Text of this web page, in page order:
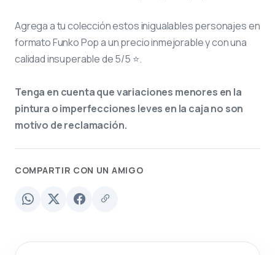
Agrega a tu colección estos inigualables personajes en
formato Funko Pop a un precio inmejorable y con una
calidad insuperable de 5/5 ⭐.
Tenga en cuenta que variaciones menores en la
pintura o imperfecciones leves en la caja no son
motivo de reclamación.
COMPARTIR CON UN AMIGO